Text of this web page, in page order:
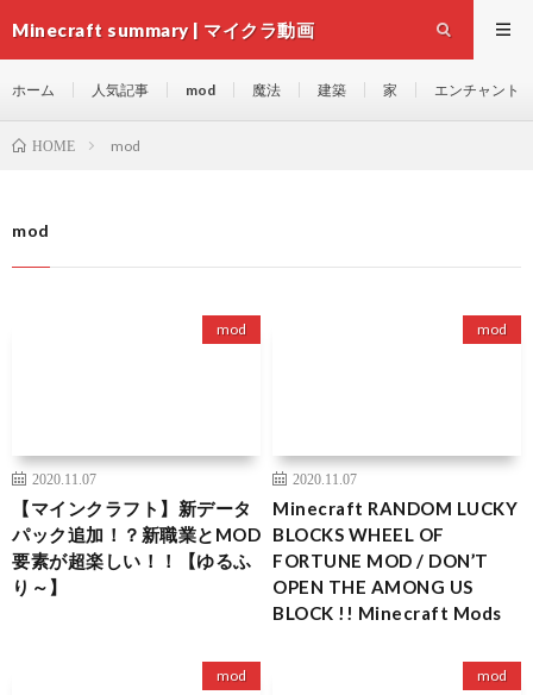
Minecraft summary | マイクラ動画
ホーム 人気記事 mod 魔法 建築 家 エンチャント
HOME mod
mod
mod
2020.11.07
【マインクラフト】新データ
パック追加！？新職業とMOD
要素が超楽しい！！【ゆるふ
り～】
mod
2020.11.07
Minecraft RANDOM LUCKY
BLOCKS WHEEL OF
FORTUNE MOD / DON’T
OPEN THE AMONG US
BLOCK !! Minecraft Mods
mod mod